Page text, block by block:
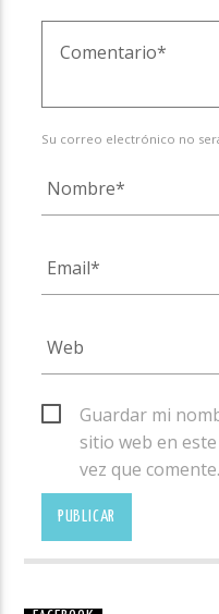
Su correo electrónico no
Guardar mi
sitio web en
vez que comente.